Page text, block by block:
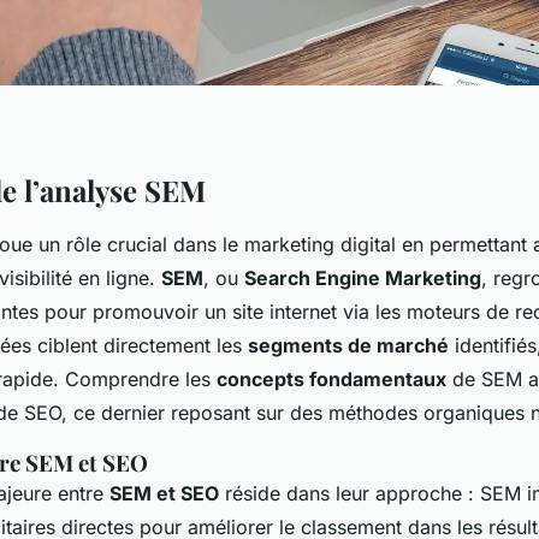
l’analyse SEM
un rôle crucial dans le marketing digital en permettant
en ligne. SEM, ou Search Engine Marketing,
pour promouvoir un site internet via les moteurs de
ciblent directement les segments de marché
Comprendre les concepts fondamentaux de SEM
SEO, ce dernier reposant sur des méthodes organiques
SEM et SEO
entre SEM et SEO réside dans leur approche : SEM
directes pour améliorer le classement dans les